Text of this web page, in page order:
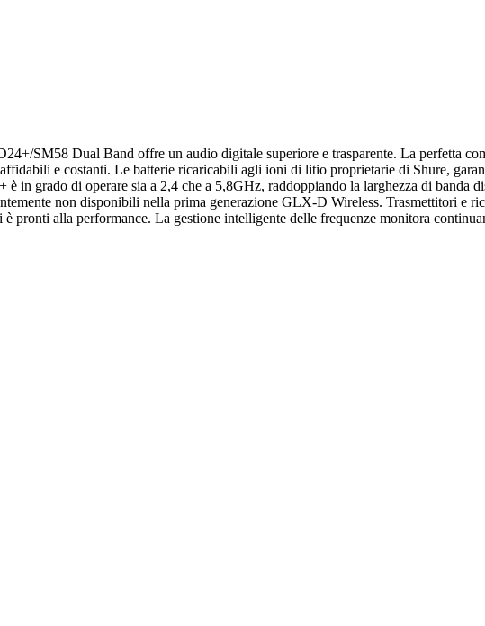
SM58 Dual Band offre un audio digitale superiore e trasparente. La perfetta
e costanti. Le batterie ricaricabili agli ioni di litio proprietarie di Shure,
in grado di operare sia a 2,4 che a 5,8GHz, raddoppiando la larghezza di banda
non disponibili nella prima generazione GLX-D Wireless. Trasmettitori e
pronti alla performance. La gestione intelligente delle frequenze monitora